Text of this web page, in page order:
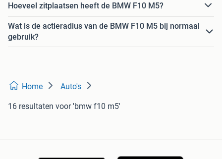
Hoeveel zitplaatsen heeft de BMW F10 M5?
Wat is de actieradius van de BMW F10 M5 bij normaal
gebruik?
Home Auto's
16 resultaten voor 'bmw f10 m5'